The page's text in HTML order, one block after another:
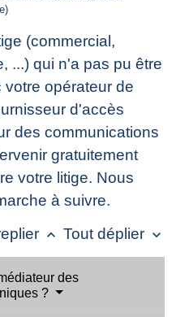
(commercial,
...) qui n'a pas pu être
opérateur de
d'accès
des communications
gratuitement
votre litige. Nous
à suivre.
keyboard_arrow_up Tout déplier keyboard_arrow_down
des
?